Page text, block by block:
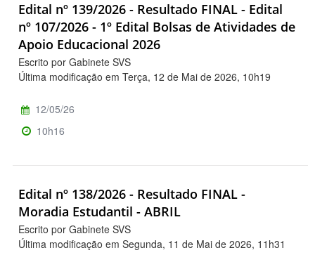
Edital nº 139/2026 - Resultado FINAL - Edital
nº 107/2026 - 1º Edital Bolsas de Atividades de
Apoio Educacional 2026
Escrito por Gabinete SVS
Última modificação em Terça, 12 de Mai de 2026, 10h19
12/05/26
10h16
Edital nº 138/2026 - Resultado FINAL -
Moradia Estudantil - ABRIL
Escrito por Gabinete SVS
Última modificação em Segunda, 11 de Mai de 2026, 11h31